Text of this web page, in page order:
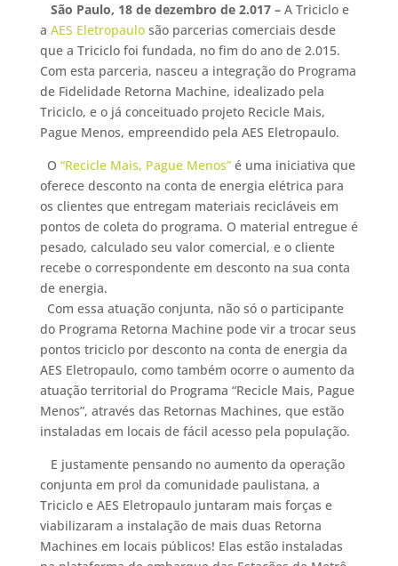
São Paulo, 18 de dezembro de 2.017–A Triciclo e
a AES Eletropaulosão parcerias comerciais desde
que a Triciclo foi fundada, no fim do ano de 2.015.
Com esta parceria, nasceu a integração do Programa
de Fidelidade Retorna Machine, idealizado pela
Triciclo, e o já conceituado projeto Recicle Mais,
Pague Menos, empreendido pela AES Eletropaulo.
O “Recicle Mais, Pague Menos”é uma iniciativa que
oferece desconto na conta de energia elétrica para
os clientes que entregam materiais recicláveis em
pontos de coleta do programa. O material entregue é
pesado, calculado seu valor comercial, e o cliente
recebe o correspondente em desconto na sua conta
de energia.
Com essa atuação conjunta, não só o participante
do Programa Retorna Machine pode vir a trocar seus
pontos triciclo por desconto na conta de energia da
AES Eletropaulo, como também ocorre o aumento da
atuação territorial do Programa “Recicle Mais, Pague
Menos”, através das Retornas Machines, que estão
instaladas em locais de fácil acesso pela população.
E justamente pensando no aumento da operação
conjunta em prol da comunidade paulistana, a
Triciclo e AES Eletropaulo juntaram mais forças e
viabilizaram a instalação de mais duas Retorna
Machines em locais públicos! Elas estão instaladas